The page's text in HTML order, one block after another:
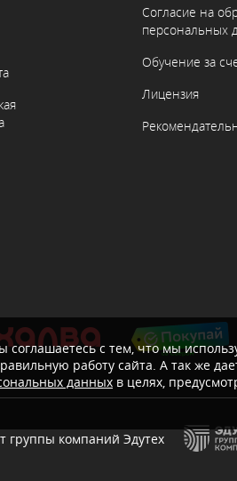
Согласие на
персональных
Обучение за
Лицензия
группы компаний Эдутех
соглашаетесь с тем, что мы
работу сайта. А так же
данных в целях,